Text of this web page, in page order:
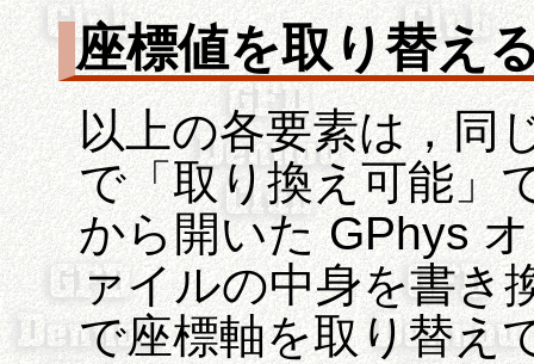
座標値を取り替え
以上の各要素は，同
で「取り換え可能」
から開いた GPhys
ァイルの中身を書き
で座標軸を取り替え